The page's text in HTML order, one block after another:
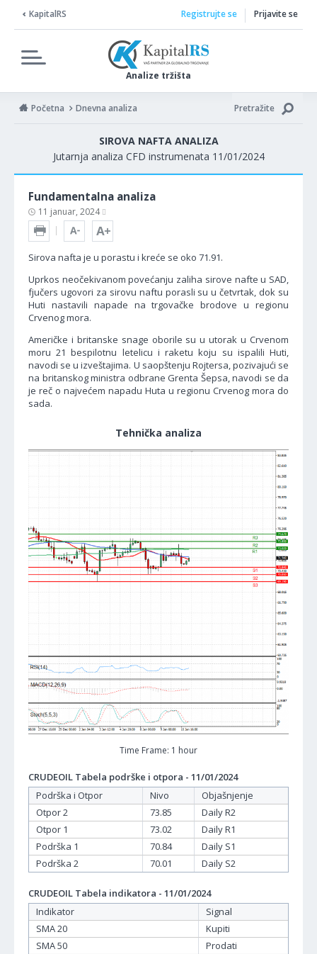
KapitalRS
Analize tržišta
Registrujte se Prijavite se
Početna Dnevna analiza Pretražite
SIROVA NAFTA ANALIZA
Jutarnja analiza CFD instrumenata 11/01/2024
Fundamentalna analiza
11 januar, 2024
Sirova nafta je u porastu i kreće se oko 71.91.
Uprkos neočekivanom povećanju zaliha sirove nafte u SAD,
fjučers ugovori za sirovu naftu porasli su u četvrtak, dok su
Huti nastavili napade na trgovačke brodove u regionu
Crvenog mora.
Američke i britanske snage oborile su u utorak u Crvenom
moru 21 bespilotnu letelicu i raketu koju su ispalili Huti,
navodi se u izveštajima. U saopštenju Rojtersa, pozivajući se
na britanskog ministra odbrane Grenta Šepsa, navodi se da
je reč o najvećem napadu Huta u regionu Crvenog mora do
sada.
Tehnička analiza
Time Frame: 1 hour
CRUDEOIL Tabela podrške i otpora - 11/01/2024
Podrška i Otpor
Nivo
Objašnjenje
Otpor 2
73.85
Daily R2
Otpor 1
73.02
Daily R1
Podrška 1
70.84
Daily S1
Podrška 2
70.01 Daily S2
CRUDEOIL Tabela indikatora - 11/01/2024
Indikator
Signal
SMA 20
Kupiti
SMA 50
Prodati